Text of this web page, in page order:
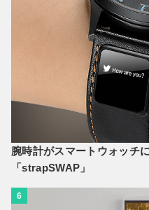
腕時計がスマートウォッチ
「strapSWAP」
6